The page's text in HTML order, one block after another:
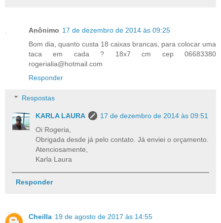
Anônimo 17 de dezembro de 2014 às 09:25
Bom dia, quanto custa 18 caixas brancas, para colocar uma
taca em cada ? 18x7 cm cep 06683380
rogerialia@hotmail.com
Responder
Respostas
KARLA LAURA
17 de dezembro de 2014 às 09:51
Oi Rogeria,
Obrigada desde já pelo contato. Já enviei o orçamento.
Atenciosamente,
Karla Laura
Responder
Cheilla 19 de agosto de 2017 às 14:55